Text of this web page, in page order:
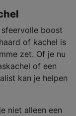
sfeervolle boost
of kachel is
zet. Of je nu
of een
kan je helpen
niet alleen een